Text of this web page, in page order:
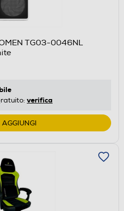
TG03-0046NL
verifica
AGGIUNGI